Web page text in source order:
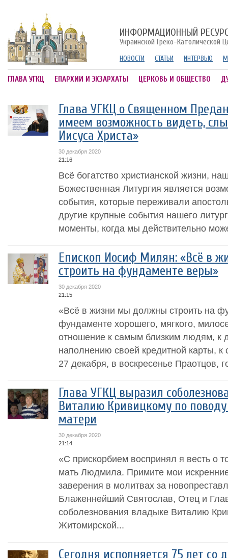
ИНФОРМАЦИОННЫЙ
Украинской Греко-Католической
НОВОСТИ СТАТЬИ ИНТЕРВЬЮ
ГЛАВА УГКЦ ЕПАРХИИ И ЭКЗАРХАТЫ ЦЕРКОВЬ И ОБЩЕСТВО
Глава УГКЦ о Священном
имеем возможность видеть,
Иисуса Христа»
30 декабря 2020
21:16
Всё богатство христианской жизни,
Божественная Литургия является
события, которые переживали
другие крупные события нашего
моменты, когда мы действительно
Епископ Иосиф Милян: «Всё в
строить на фундаменте веры»
30 декабря 2020
21:15
«Всё в жизни мы должны строить на
фундаменте хорошего, мягкого,
отношение к самым близким людям, к
наполнению своей кредитной карты, к
27 декабря, в воскресенье Праотцов,
Глава УГКЦ выразил
Виталию Кривицкому по поводу
матери
30 декабря 2020
21:14
«С прискорбием воспринял я весть о
мать Людмила. Примите мои
заверения в молитвах за
Блаженнейший Святослав, Отец и
соболезнования владыке Виталию
Житомирской...
Сегодня исполняется 75 лет